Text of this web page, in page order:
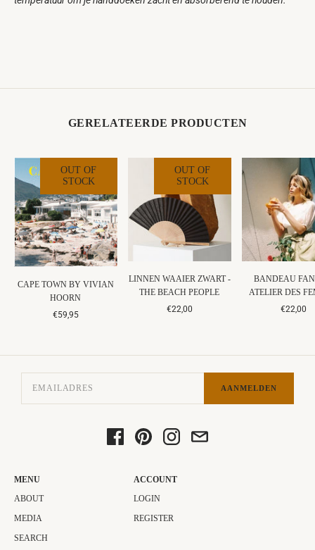
GERELATEERDE PRODUCTEN
OUT OF
STOCK
CAPE TOWN BY VIVIAN
HOORN
€59,95
OUT OF
STOCK
LINNEN WAAIER ZWART -
THE BEACH PEOPLE
€22,00
BANDEAU
ATELIER DES
€22,00
AANMELDEN
MENU
ABOUT
MEDIA
SEARCH
ACCOUNT
LOGIN
REGISTER